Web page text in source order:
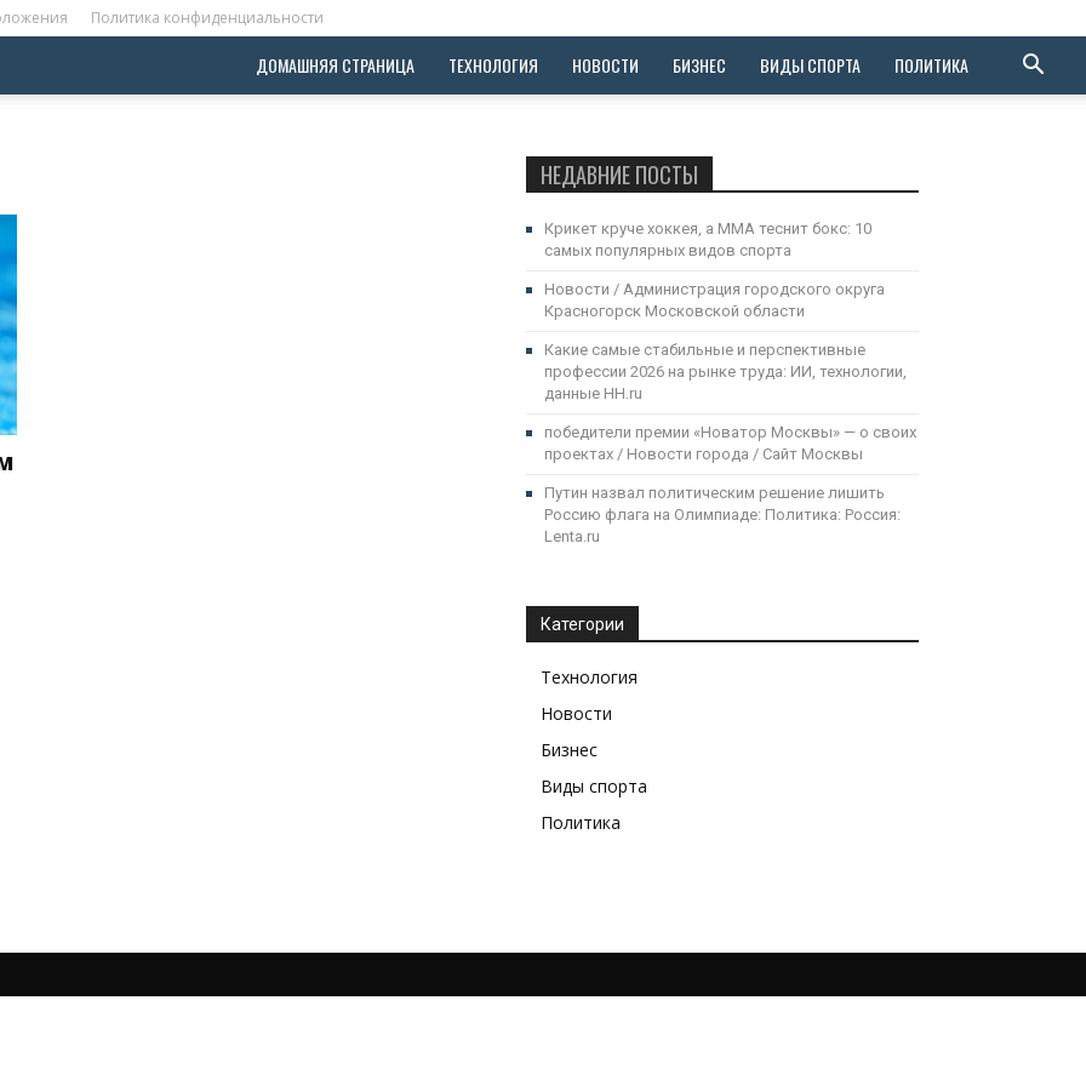
Политика конфиденциальности
ДОМАШНЯЯ СТРАНИЦА ТЕХНОЛОГИЯ НОВОСТИ БИЗНЕС ВИДЫ СПОРТА ПОЛИТИКА
НЕДАВНИЕ ПОСТЫ
Крикет круче хоккея, а ММА теснит бокс: 10
самых популярных видов спорта
Новости / Администрация городского округа
Красногорск Московской области
Какие самые cтабильные и перспективные
профессии 2026 на рынке труда: ИИ, технологии,
данные HH.ru
победители премии «Новатор Москвы» — о своих
проектах / Новости города / Сайт Москвы
Путин назвал политическим решение лишить
Россию флага на Олимпиаде: Политика: Россия:
Lenta.ru
Категории
Технология
Новости
Бизнес
Виды спорта
Политика